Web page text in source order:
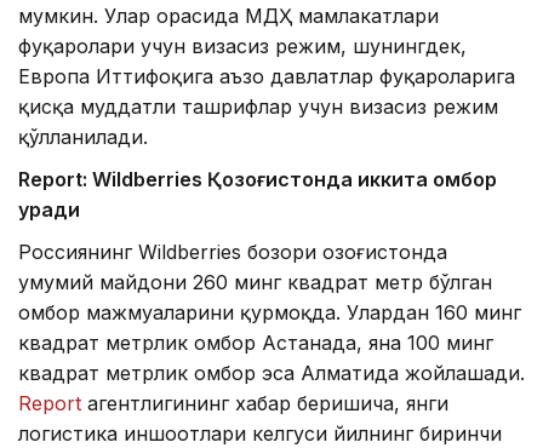
мумкин. Улар орасида МДҲ мамлакатлари
фуқаролари учун визасиз режим, шунингдек,
Европа Иттифоқига аъзо давлатлар фуқароларига
қисқа муддатли ташрифлар учун визасиз режим
қўлланилади.
Report: Wildberries Қозоғистонда иккита омбор
қуради
Россиянинг Wildberries бозори Қозоғистонда
умумий майдони 260 минг квадрат метр бўлган
омбор мажмуаларини қурмоқда. Улардан 160 минг
квадрат метрлик омбор Астанада, яна 100 минг
квадрат метрлик омбор эса Алматида жойлашади.
Report агентлигининг хабар беришича, янги
логистика иншоотлари келгуси йилнинг биринчи